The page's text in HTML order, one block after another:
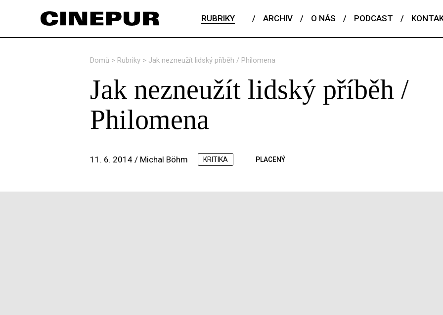
RUBRIKY / ARCHIV / O NÁS / PODCAST /
Domů > Rubriky > Jak nezneužít lidský příběh / Philomena
Jak nezneužít lidský příběh /
Philomena
11. 6. 2014 / Michal Böhm KRITIKA PLACENÝ